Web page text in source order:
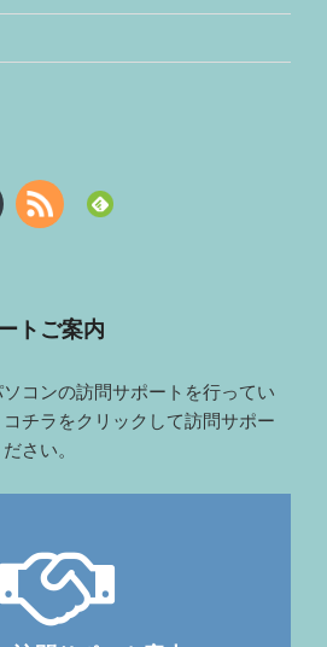
トご案内
コンの訪問サポートを行ってい
チラをクリックして訪問サポー
さい。